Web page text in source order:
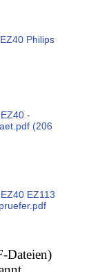
Philips
-
(206
EZ113
Dateien)